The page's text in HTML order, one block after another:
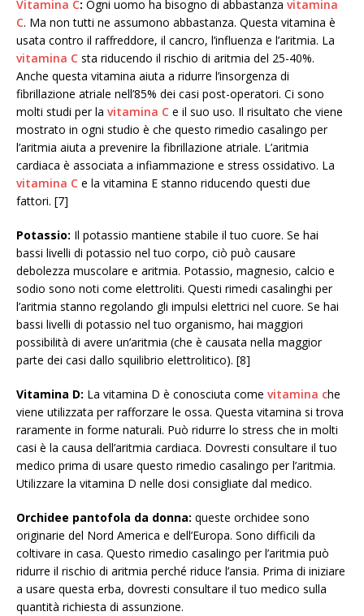
Vitamina C: Ogni uomo ha bisogno di abbastanza vitamina
C. Ma non tutti ne assumono abbastanza. Questa vitamina è
usata contro il raffreddore, il cancro, l’influenza e l’aritmia. La
vitamina C sta riducendo il rischio di aritmia del 25-40%.
Anche questa vitamina aiuta a ridurre l’insorgenza di
fibrillazione atriale nell’85% dei casi post-operatori. Ci sono
molti studi per la vitamina C e il suo uso. Il risultato che viene
mostrato in ogni studio è che questo rimedio casalingo per
l’aritmia aiuta a prevenire la fibrillazione atriale. L’aritmia
cardiaca è associata a infiammazione e stress ossidativo. La
vitamina C e la vitamina E stanno riducendo questi due
fattori. [7]
Potassio: Il potassio mantiene stabile il tuo cuore. Se hai
bassi livelli di potassio nel tuo corpo, ciò può causare
debolezza muscolare e aritmia. Potassio, magnesio, calcio e
sodio sono noti come elettroliti. Questi rimedi casalinghi per
l’aritmia stanno regolando gli impulsi elettrici nel cuore. Se hai
bassi livelli di potassio nel tuo organismo, hai maggiori
possibilità di avere un’aritmia (che è causata nella maggior
parte dei casi dallo squilibrio elettrolitico). [8]
Vitamina D: La vitamina D è conosciuta come vitamina che
viene utilizzata per rafforzare le ossa. Questa vitamina si trova
raramente in forme naturali. Può ridurre lo stress che in molti
casi è la causa dell’aritmia cardiaca. Dovresti consultare il tuo
medico prima di usare questo rimedio casalingo per l’aritmia.
Utilizzare la vitamina D nelle dosi consigliate dal medico.
Orchidee pantofola da donna: queste orchidee sono
originarie del Nord America e dell’Europa. Sono difficili da
coltivare in casa. Questo rimedio casalingo per l’aritmia può
ridurre il rischio di aritmia perché riduce l’ansia. Prima di iniziare
a usare questa erba, dovresti consultare il tuo medico sulla
quantità richiesta di assunzione.